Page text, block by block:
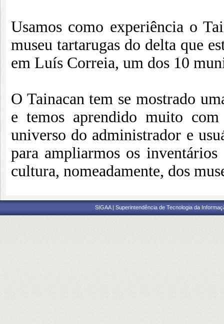
Usamos como experiência o
museu tartarugas do delta que
em Luís Correia, um dos 10
O Tainacan tem se mostrado
e temos aprendido muito
universo do administrador e
para ampliarmos os
cultura, nomeadamente, dos
SIGAA | Superintendência de Tecnologia da